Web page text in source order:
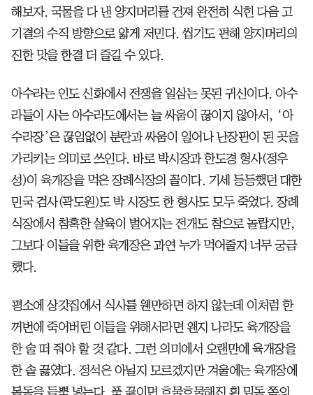
해보자. 국물을 다 낸 양지머리를 건져 완전히 식힌 다음 고
기결의 수직 방향으로 얇게 저민다. 씹기도 편해 양지머리의
진한 맛을 한결 더 즐길 수 있다.
아수라는 인도 신화에서 전쟁을 일삼는 못된 귀신이다. 아수
라들이 사는 아수라도에서는 늘 싸움이 끊이지 않아서, ‘아
수라장’은 끊임없이 분란과 싸움이 일어나 난장판이 된 곳을
가리키는 의미로 쓰인다. 바로 박시장과 한도경 형사(정우
성)이 육개장을 먹은 장례식장의 꼴이다. 기세 등등했던 대한
민국 검사(곽도원)도 박 시장도 한 형사도 모두 죽었다. 장례
식장에서 참혹한 살육이 벌어지는 전개도 참으로 놀랍지만,
그보다 이들을 위한 육개장은 과연 누가 먹어줄지 너무 궁금
했다.
평소에 상갓집에서 식사를 웬만하면 하지 않는데 이처럼 한
꺼번에 죽어버린 이들을 위해서라면 왠지 나라도 육개장을
한 술 떠 줘야 할 것 같다. 그런 의미에서 오랜만에 육개장을
한 솥 끓였다. 정석은 아닐지 모르겠지만 겨울에는 육개장에
봄동을 듬뿍 넣는다. 푹 끓이면 흐물흐물해진 흰 밑동 쪽의